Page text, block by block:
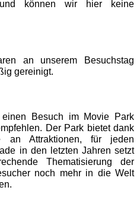
können wir hier keine
an unserem Besuchstag
gereinigt.
Besuch im Movie Park
Der Park bietet dank
an Attraktionen, für jeden
in den letzten Jahren setzt
Thematisierung der
noch mehr in die Welt